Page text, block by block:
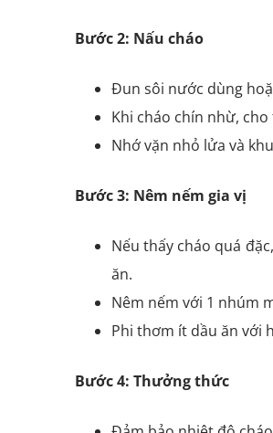
Bước 2: Nấu cháo
Đun sôi nước dùng
Khi cháo chín nhừ,
Nhớ vặn nhỏ lửa và
Bước 3: Nêm nếm gia vị
Nếu thấy cháo quá
ăn.
Nêm nếm với 1 nhúm
Phi thơm ít dầu ăn với
Bước 4: Thưởng thức